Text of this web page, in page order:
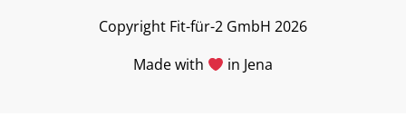
a
m
Copyright Fit-für-2 GmbH 2026
Made with
in Jena